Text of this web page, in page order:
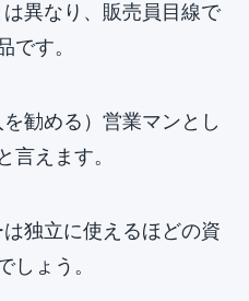
異なり、販売員目線で
です。
勧める）営業マンとし
言えます。
独立に使えるほどの資
しょう。